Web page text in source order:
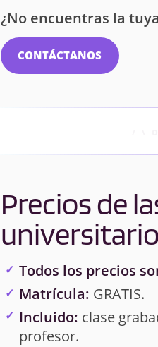
¿No encuentras la
CONTÁCTANOS
Precios de
Todos los precios
Matrícula: GRATIS.
Incluido: clase
profesor.